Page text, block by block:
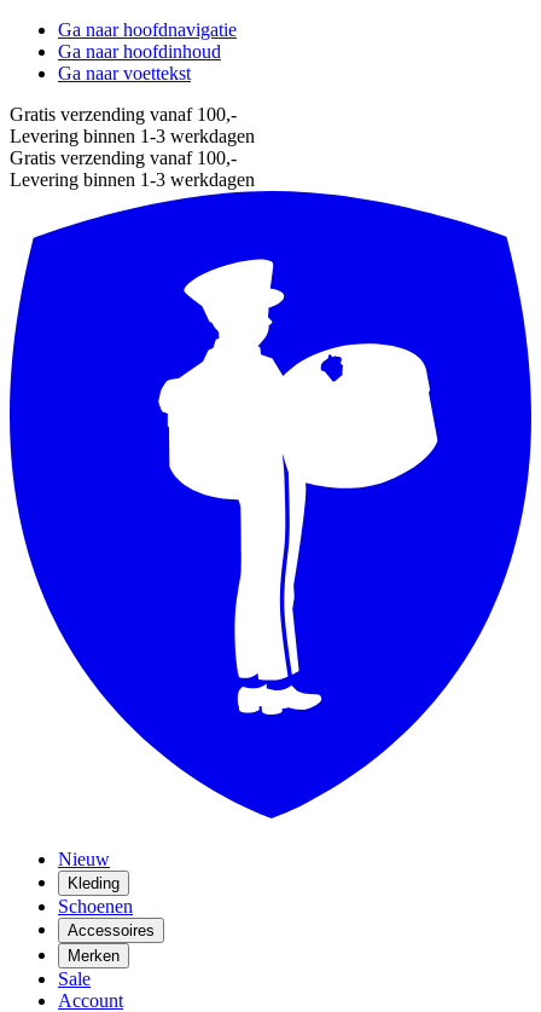
Ga naar hoofdnavigatie
Ga naar hoofdinhoud
Ga naar voettekst
Gratis verzending vanaf 100,-
Levering binnen 1-3 werkdagen
Gratis verzending vanaf 100,-
Levering binnen 1-3 werkdagen
Nieuw
Kleding
Schoenen
Accessoires
Merken
Sale
Account